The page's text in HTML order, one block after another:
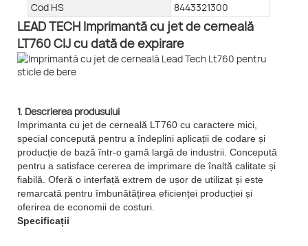
Cod HS
8443321300
LEAD TECH Imprimantă cu jet de cerneală
LT760 CIJ cu dată de expirare
1. Descrierea produsului
Imprimanta cu jet de cerneală LT760 cu caractere mici,
special concepută pentru a îndeplini aplicații de codare și
producție de bază într-o gamă largă de industrii. Concepută
pentru a satisface cererea de imprimare de înaltă calitate și
fiabilă. Oferă o interfață extrem de ușor de utilizat și este
remarcată pentru îmbunătățirea eficienței producției și
oferirea de economii de costuri.
Specificații